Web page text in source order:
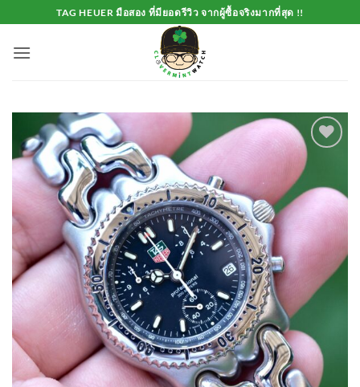
to
content
TAG HEUER มือสอง ที่มียอดรีวิว จากผู้ซื้อจริงมากที่สุด !!
Add to
Wishlist